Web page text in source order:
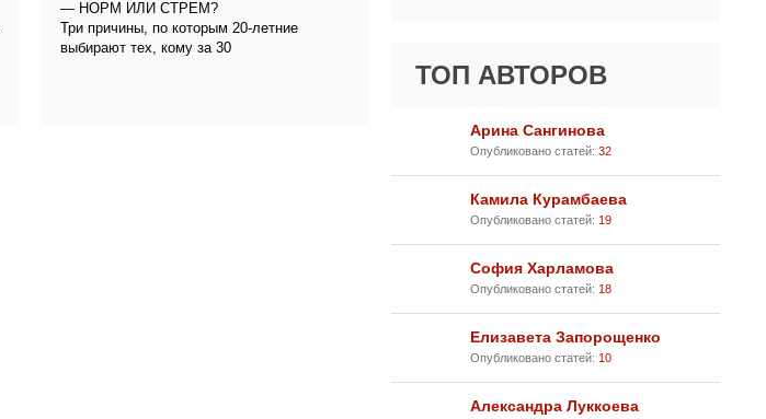
ТОП АВТОРОВ
Арина Сангинова
Опубликовано статей: 32
Камила Курамбаева
Опубликовано статей: 19
София Харламова
Опубликовано статей: 18
Елизавета Запорощенко
Опубликовано статей: 10
Александра Луккоева
— НОРМ ИЛИ СТРЕМ?
Три причины, по которым 20-летние
выбирают тех, кому за 30